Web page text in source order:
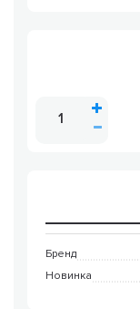
Бренд
Новинка